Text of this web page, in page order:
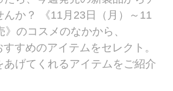
んか？ 《11月23日（月）～11
》のコスメのなかから、
すめのアイテムをセレクト。
あげてくれるアイテムをご紹介